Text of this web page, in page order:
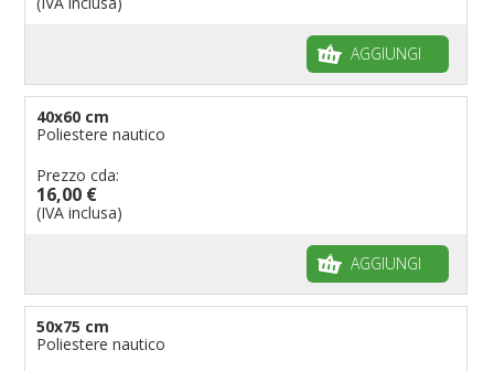
AGGIUNGI
40x60 cm
Poliestere nautico
Prezzo cda:
16,00 €
(IVA inclusa)
AGGIUNGI
50x75 cm
Poliestere nautico